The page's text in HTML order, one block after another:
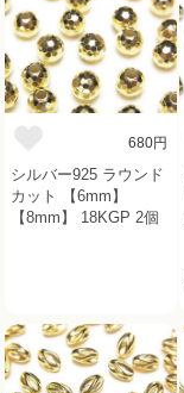
680円
シルバー925 ラウンド
カット 【6mm】
【8mm】 18KGP 2個